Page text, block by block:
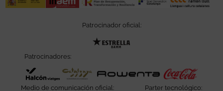
Patrocinador oficial:
Patrocinadores:
Abre en nueva ventana
Abre en nueva ventanaAbre en nueva
Medio de comunicación oficial: Parter tecnológico: